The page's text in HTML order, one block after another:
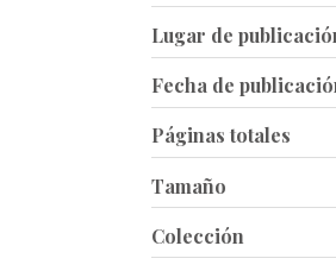
Lugar de
Fecha de
Páginas totales
Tamaño
Colección